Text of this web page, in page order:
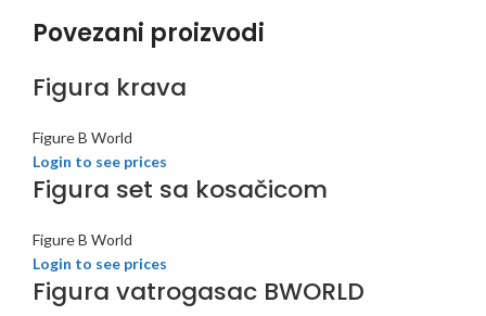
Povezani proizvodi
Figura krava
Figure B World
Login to see prices
Figura set sa kosačicom
Figure B World
Login to see prices
Figura vatrogasac BWORLD